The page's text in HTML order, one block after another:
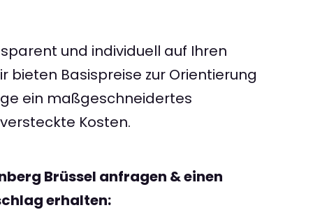
und individuell auf Ihren
bieten Basispreise zur Orientierung
ein maßgeschneidertes
Kosten.
Brüssel anfragen & einen
erhalten: